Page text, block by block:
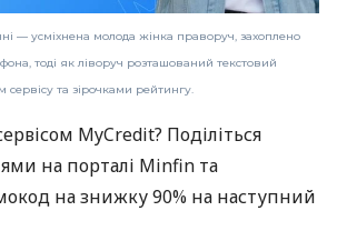
— усміхнена молода жінка праворуч, захоплено
тоді як ліворуч розташований текстовий
сервісу та зірочками рейтингу.
MyCredit? Поділіться
на порталі Minfin та
на знижку 90% на наступний